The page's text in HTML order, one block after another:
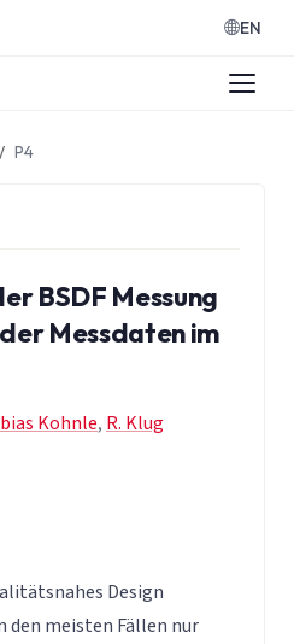
EN
P4
BSDF Messung
Messdaten im
Kohnle, R. Klug
Design
den meisten Fällen nur